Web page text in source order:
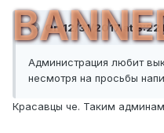
On 12/31/2017 at 3:22
Администрация любит
несмотря на просьбы
Красавцы че. Таким